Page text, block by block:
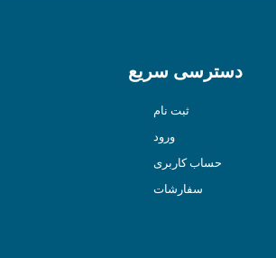
دسترسی سریع
ثبت نام
ورود
حساب کاربری
سفارشات